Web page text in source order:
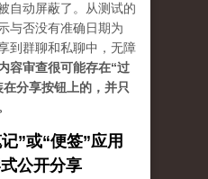
自动屏蔽了。从测试的
与否没有准确日期为
到群聊和私聊中，无障
容审查很可能存在“过
分享按钮上的，并只
”或“便签”应用
公开分享